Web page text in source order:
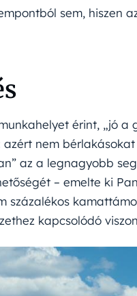
sem, hiszen
érint, „jó a
nem
az a legnagyobb
– emelte ki
százalékos
kapcsolódó